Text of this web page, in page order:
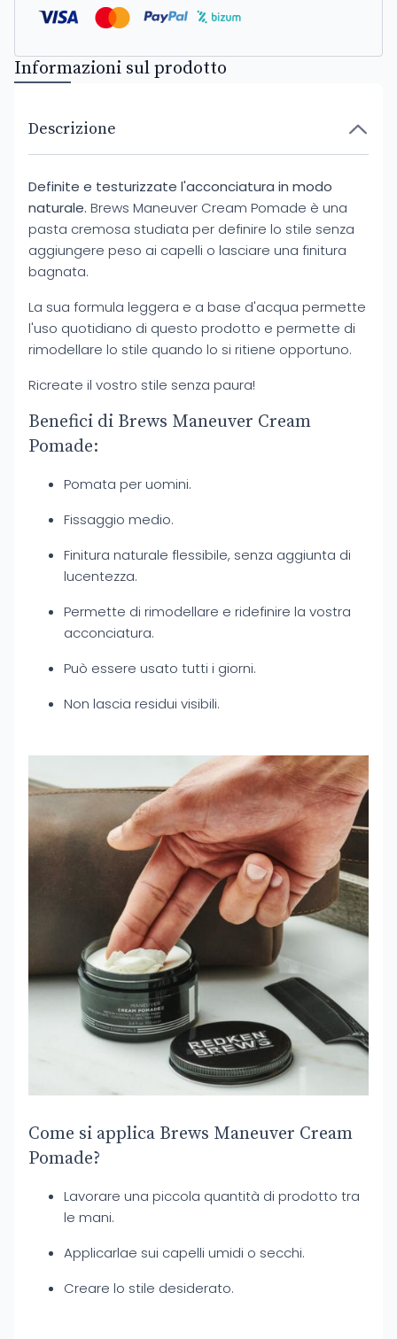
Informazioni sul prodotto
Descrizione
Definite e testurizzate l'acconciatura in modo
naturale. Brews Maneuver Cream Pomade è una
pasta cremosa studiata per definire lo stile senza
aggiungere peso ai capelli o lasciare una finitura
bagnata.
La sua formula leggera e a base d'acqua permette
l'uso quotidiano di questo prodotto e permette di
rimodellare lo stile quando lo si ritiene opportuno.
Ricreate il vostro stile senza paura!
Benefici di Brews Maneuver Cream
Pomade:
Pomata per uomini.
Fissaggio medio.
Finitura naturale flessibile, senza aggiunta di
lucentezza.
Permette di rimodellare e ridefinire la vostra
acconciatura.
Può essere usato tutti i giorni.
Non lascia residui visibili.
Come si applica Brews Maneuver Cream
Pomade?
Lavorare una piccola quantità di prodotto tra
le mani.
Applicarlae sui capelli umidi o secchi.
Creare lo stile desiderato.